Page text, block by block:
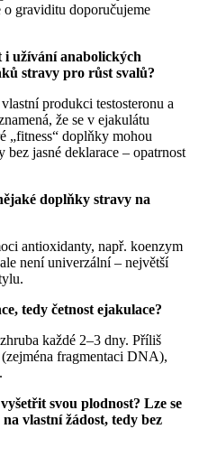
o graviditu doporučujeme
i užívání anabolických
stravy pro růst svalů?
produkci testosteronu a
že se v ejakulátu
„fitness“ doplňky mohou
jasné deklarace – opatrnost
doplňky stravy na
antioxidanty, např. koenzym
není univerzální – největší
tedy četnost ejakulace?
každé 2–3 dny. Příliš
fragmentaci DNA),
svou plodnost? Lze se
vlastní žádost, tedy bez